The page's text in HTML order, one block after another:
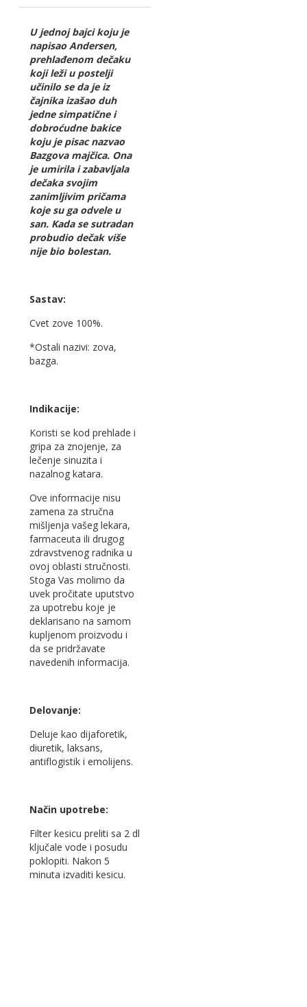
U jednoj bajci koju je
napisao Andersen,
prehlađenom dečaku
koji leži u postelji
učinilo se da je iz
čajnika izašao duh
jedne simpatične i
dobroćudne bakice
koju je pisac nazvao
Bazgova majčica. Ona
je umirila i zabavljala
dečaka svojim
zanimljivim pričama
koje su ga odvele u
san. Kada se sutradan
probudio dečak više
nije bio bolestan.
Sastav:
Cvet zove 100%.
*Ostali nazivi: zova,
bazga.
Indikacije:
Koristi se kod prehlade i
gripa za znojenje, za
lečenje sinuzita i
nazalnog katara.
Ove informacije nisu
zamena za stručna
mišljenja vašeg lekara,
farmaceuta ili drugog
zdravstvenog radnika u
ovoj oblasti stručnosti.
Stoga Vas molimo da
uvek pročitate uputstvo
za upotrebu koje je
deklarisano na samom
kupljenom proizvodu i
da se pridržavate
navedenih informacija.
Delovanje:
Deluje kao dijaforetik,
diuretik, laksans,
antiflogistik i emolijens.
Način upotrebe:
Filter kesicu preliti sa 2 dl
ključale vode i posudu
poklopiti. Nakon 5
minuta izvaditi kesicu.